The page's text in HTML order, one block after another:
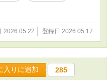
2026.05.22 登録日 2026.05.17
入りに追加 285